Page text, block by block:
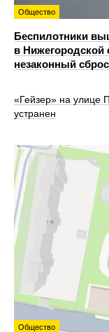
Общество
Беспилотники
в
незаконный
«Гейзер» на улице
устранен
Общество